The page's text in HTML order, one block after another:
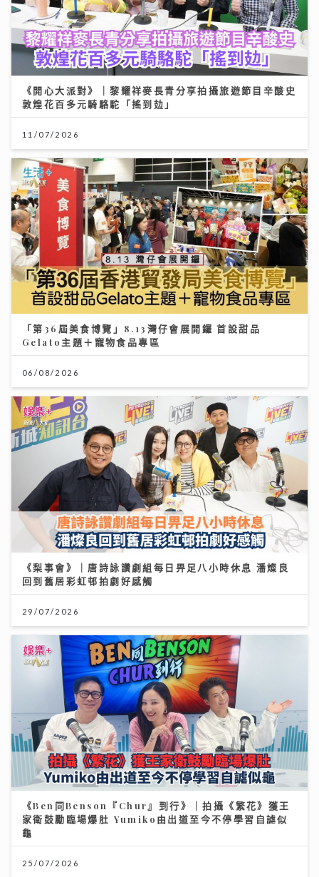
《開心大派對》｜黎耀祥麥長青分享拍攝旅遊節目辛酸史
敦煌花百多元騎駱駝「搖到攰」
11/07/2026
「第36屆美食博覽」8.13灣仔會展開鑼 首設甜品
Gelato主題＋寵物食品專區
06/08/2026
《梨事會》｜唐詩詠讚劇組每日畀足八小時休息 潘燦良
回到舊居彩虹邨拍劇好感觸
29/07/2026
《Ben同Benson『Chur』到行》｜拍攝《繁花》獲王
家衛鼓勵臨場爆肚 Yumiko由出道至今不停學習自謔似
龜
25/07/2026